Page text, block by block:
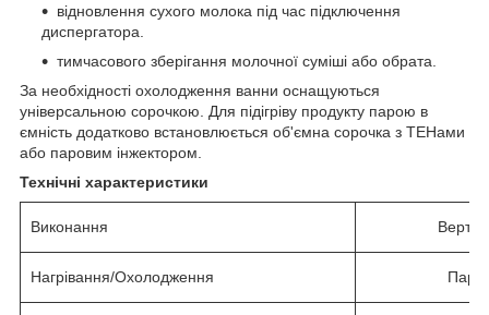
відновлення сухого молока під час підключення
диспергатора.
тимчасового зберігання молочної суміші або обрата.
За необхідності охолодження ванни оснащуються
універсальною сорочкою. Для підігріву продукту парою в
ємність додатково встановлюється об'ємна сорочка з ТЕНами
або паровим інжектором.
Технічні характеристики
Виконання
Нагрівання/Охолодження